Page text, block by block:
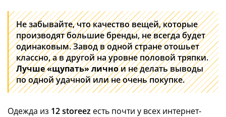
Не забывайте, что качество вещей, которые
производят большие бренды, не всегда будет
одинаковым. Завод в одной стране отошьет
классно, а в другой на уровне половой тряпки.
Лучше «щупать» личнои не делать выводы
по одной удачной или не очень покупке.
Одежда из 12 storeez есть почти у всех интернет-